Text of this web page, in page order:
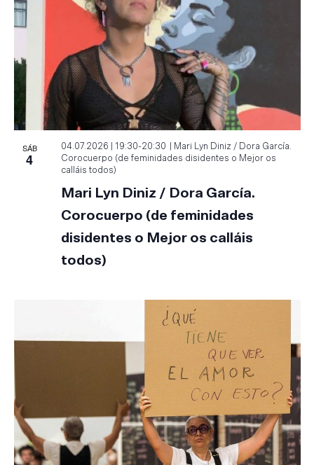
SÁB
4
04.07.2026 | 19:30-20:30
Mari Lyn Diniz / Dora García.
Corocuerpo (de feminidades disidentes o Mejor os
calláis todos)
Mari Lyn Diniz / Dora García.
Corocuerpo (de feminidades
disidentes o Mejor os calláis
todos)